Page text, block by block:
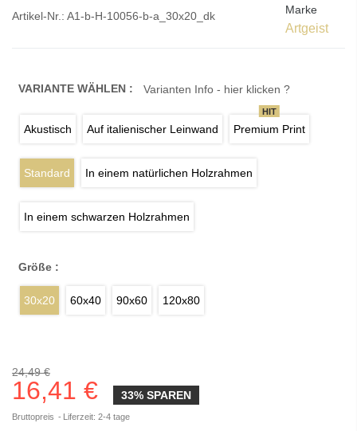
Artikel-Nr.: A1-b-H-10056-b-a_30x20_dk Marke
Artgeist
VARIANTE WÄHLEN : Varianten Info - hier klicken ?
Akustisch Auf italienischer Leinwand Premium Print
HIT
Standard In einem natürlichen Holzrahmen
In einem schwarzen Holzrahmen
Größe :
30x20 60x40 90x60 120x80
24,49 €
16,41 € 33% SPAREN
Bruttopreis Liferzeit: 2-4 tage